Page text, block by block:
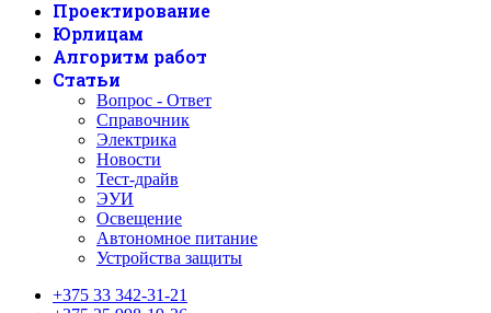
Проектирование
Юрлицам
Алгоритм работ
Статьи
Вопрос - Ответ
Справочник
Электрика
Новости
Тест-драйв
ЭУИ
Освещение
Автономное питание
Устройства защиты
+375 33 342-31-21